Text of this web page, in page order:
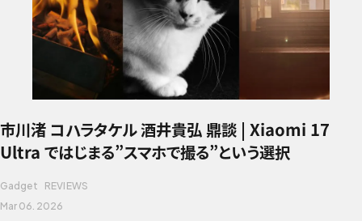
市川渚 コハラタケル 酒井貴弘 鼎談 | Xiaomi 17
Ultra ではじまる”スマホで撮る”という選択
Gadget
REVIEWS
Mar 06. 2026